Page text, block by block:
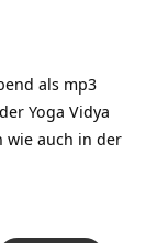
als mp3
Yoga Vidya
wie auch in der